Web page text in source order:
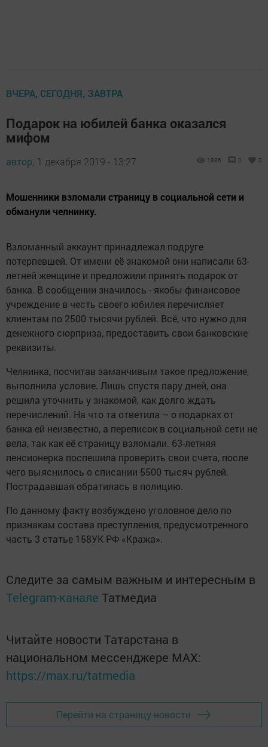
ВЧЕРА, СЕГОДНЯ, ЗАВТРА
Подарок на юбилей банка оказался
мифом
автор, 1 декабря 2019 - 13:27 1886 0 0
Мошенники взломали страницу в социальной сети и
обманули челнинку.
Взломанный аккаунт принадлежал подруге
потерпевшей. От имени её знакомой они написали 63-
летней женщине и предложили принять подарок от
банка. В сообщении значилось - якобы финансовое
учреждение в честь своего юбилея перечисляет
клиентам по 2500 тысячи рублей. Всё, что нужно для
денежного сюрприза, предоставить свои банковские
реквизиты.
Челнинка, посчитав заманчивым такое предложение,
выполнила условие. Лишь спустя пару дней, она
решила уточнить у знакомой, как долго ждать
перечислений. На что та ответила – о подарках от
банка ей неизвестно, а переписок в социальной сети не
вела, так как её страницу взломали. 63-летняя
пенсионерка поспешила проверить свои счета, после
чего выяснилось о списании 5500 тысяч рублей.
Пострадавшая обратилась в полицию.
По данному факту возбуждено уголовное дело по
признакам состава преступления, предусмотренного
часть 3 статье 158УК РФ «Кража».
Следите за самым важным и интересным в
Telegram-канале Татмедиа
Читайте новости Татарстана в
национальном мессенджере MАХ:
https://max.ru/tatmedia
Перейти на страницу новости